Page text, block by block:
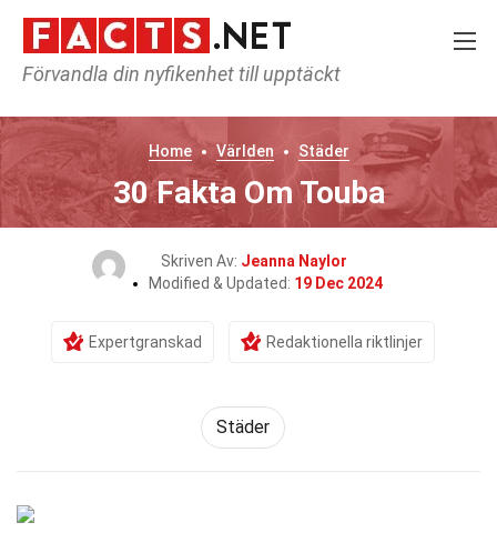
Förvandla din nyfikenhet till upptäckt
Home Världen Städer
30 Fakta Om Touba
Skriven Av: Jeanna Naylor
Modified & Updated: 19 Dec 2024
Expertgranskad Redaktionella riktlinjer
Städer